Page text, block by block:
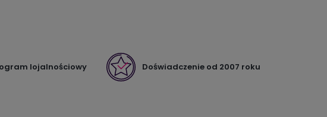
lojalnościowy Doświadczenie od 2007 roku